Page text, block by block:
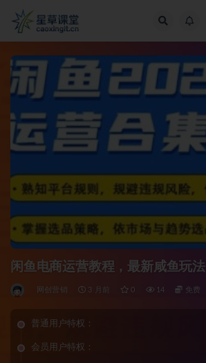
闲鱼电商运营教程，最新咸鱼玩法
网创营销 3 月前 0 14 免费
普通用户特权：
会员用户特权：